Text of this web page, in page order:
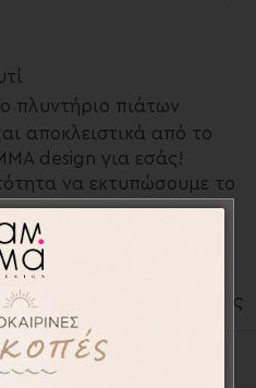
πλυντήριο πιάτων
αποκλειστικά από το
design για εσάς!
να εκτυπώσουμε το
το παιδί Για τους φίλους